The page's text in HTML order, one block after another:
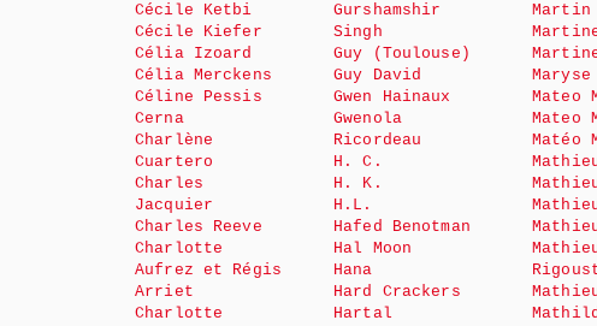
Cécile Ketbi
Cécile Kiefer
Célia Izoard
Célia Merckens
Céline Pessis
Cerna
Charlène
Cuartero
Charles
Jacquier
Charles Reeve
Charlotte
Aufrez et Régis
Arriet
Charlotte
Gurshamshir
Singh
Guy (Toulouse)
Guy David
Gwen Hainaux
Gwenola
Ricordeau
H. C.
H. K.
H.L.
Hafed Benotman
Hal Moon
Hana
Hard Crackers
Hartal
Martin
Mateo
Mateo
Matéo